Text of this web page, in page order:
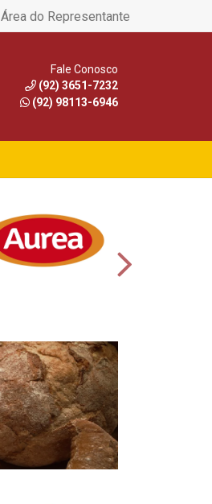
Área do Representante
Fale Conosco
(92) 3651-7232
(92) 98113-6946